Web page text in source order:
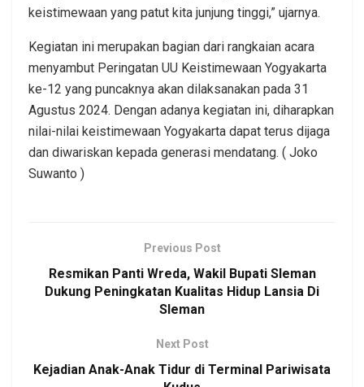
keistimewaan yang patut kita junjung tinggi,” ujarnya.
Kegiatan ini merupakan bagian dari rangkaian acara
menyambut Peringatan UU Keistimewaan Yogyakarta
ke-12 yang puncaknya akan dilaksanakan pada 31
Agustus 2024. Dengan adanya kegiatan ini, diharapkan
nilai-nilai keistimewaan Yogyakarta dapat terus dijaga
dan diwariskan kepada generasi mendatang. ( Joko
Suwanto )
Previous Post
Resmikan Panti Wreda, Wakil Bupati Sleman
Dukung Peningkatan Kualitas Hidup Lansia Di
Sleman
Next Post
Kejadian Anak-Anak Tidur di Terminal Pariwisata